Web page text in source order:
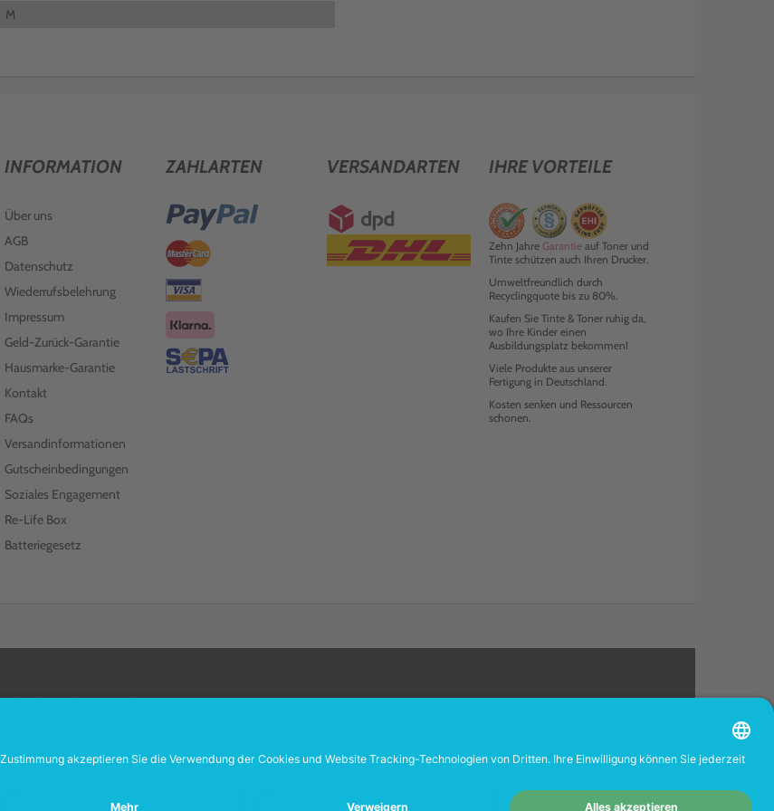
M
INFORMATION
Über uns
AGB
Datenschutz
Wiederrufsbelehrung
Impressum
Geld-Zurück-Garantie
Hausmarke-Garantie
Kontakt
FAQs
Versandinformationen
Gutscheinbedingungen
Soziales Engagement
Re-Life Box
Batteriegesetz
ZAHLARTEN VERSANDARTEN IHRE VORTEILE
Zehn Jahre Garantieauf Toner und
Tinte schützen auch Ihren Drucker.
Umweltfreundlich durch
Recyclingquote bis zu 80%.
Kaufen Sie Tinte & Toner ruhig da,
wo Ihre Kinder einen
Ausbildungsplatz bekommen!
Viele Produkte aus unserer
Fertigung in Deutschland.
Kosten senken und Ressourcen
schonen.
FOLGEN SIE UNS
Wenn Sie Wiederverkäufer sind, registrieren Sie sich bitte in unserem Händler-Portalwww.tonerhersteller.de